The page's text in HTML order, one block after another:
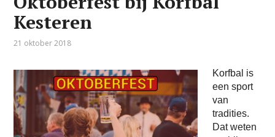
Kesteren
21 oktober 2018
Korfbal is
een sport
van
tradities.
Dat weten